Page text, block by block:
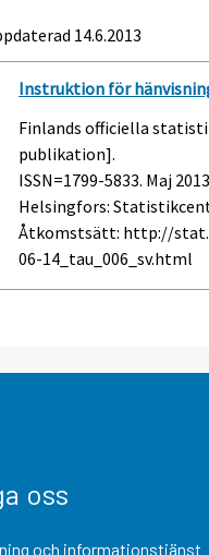
14.6.2013
Instruktion för
Finlands officiella
publikation].
ISSN=1799-5833. Maj
Helsingfors:
Åtkomstsätt: http://
06-14_tau_006_sv.html
oss
och informationstjänst